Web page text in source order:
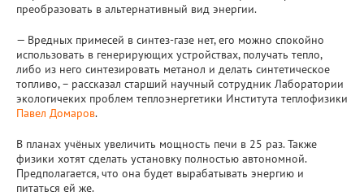
преобразовать в альтернативный вид энергии.
— Вредных примесей в синтез-газе нет, его можно спокойно
использовать в генерирующих устройствах, получать тепло,
либо из него синтезировать метанол и делать синтетическое
топливо, – рассказал старший научный сотрудник Лаборатории
экологичеких проблем теплоэнергетики Института теплофизики
Павел Домаров.
В планах учёных увеличить мощность печи в 25 раз. Также
физики хотят сделать установку полностью автономной.
Предполагается, что она будет вырабатывать энергию и
питаться ей же.